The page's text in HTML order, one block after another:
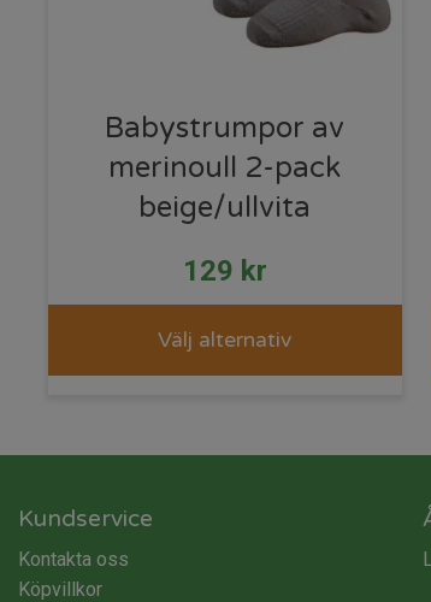
Babystrumpor av
merinoull 2-pack
beige/ullvita
129 kr
Välj alternativ
Kundservice
Kontakta oss
Köpvillkor